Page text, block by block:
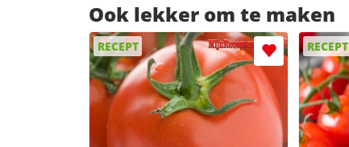
Ook lekker om te maken
RECEPT RECEPT